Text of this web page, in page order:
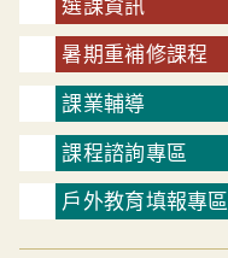
暑期重補修課程
課業輔導
課程諮詢專區
戶外教育填報專區